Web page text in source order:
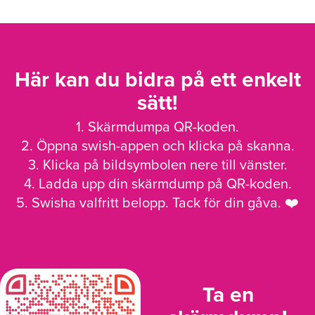
Här kan du bidra på ett enkelt
sätt!
1. Skärmdumpa QR-koden.
2. Öppna swish-appen och klicka på skanna.
3. Klicka på bildsymbolen nere till vänster.
4. Ladda upp din skärmdump på QR-koden.
5. Swisha valfritt belopp. Tack för din gåva. ❤️
Ta en